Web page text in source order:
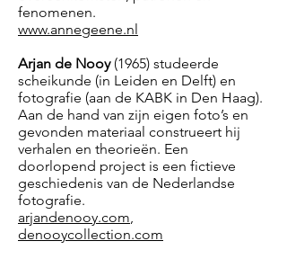
fenomenen.
www.annegeene.nl
Arjan de Nooy(1965) studeerde
scheikunde (in Leiden en Delft) en
fotografie (aan de KABK in Den Haag).
Aan de hand van zijn eigen foto’s en
gevonden materiaal construeert hij
verhalen en theorieën. Een
doorlopend project is een fictieve
geschiedenis van de Nederlandse
fotografie.
arjandenooy.com,
denooycollection.com